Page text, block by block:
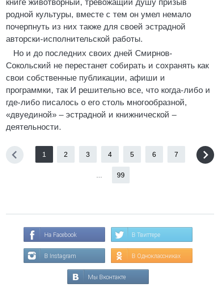
книге животворный, тревожащий душу призыв
родной культуры, вместе с тем он умел немало
почерпнуть из них также для своей эстрадной
авторски-исполнительской работы.
Но и до последних своих дней Смирнов-
Сокольский не перестанет собирать и сохранять как
свои собственные публикации, афиши и
программки, так И решительно все, что когда-либо и
где-либо писалось о его столь многообразной,
«двуединой» – эстрадной и книжнической –
деятельности.
1 2 3 4 5 6 7
99
На Facebook В Твиттере
В Instagram В Одноклассниках
Мы Вконтакте